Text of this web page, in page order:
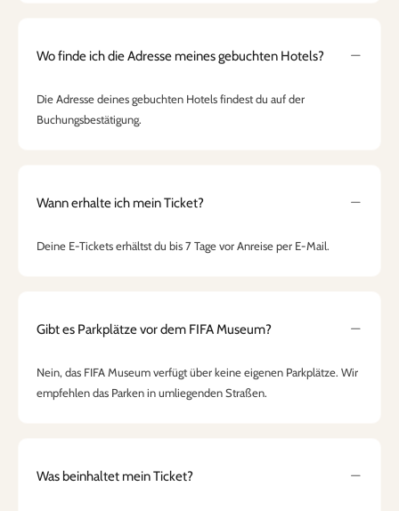
Wo finde ich die Adresse meines gebuchten Hotels?
Die Adresse deines gebuchten Hotels findest du auf der
Buchungsbestätigung.
Wann erhalte ich mein Ticket?
Deine E-Tickets erhältst du bis 7 Tage vor Anreise per E-Mail.
Gibt es Parkplätze vor dem FIFA Museum?
Nein, das FIFA Museum verfügt über keine eigenen Parkplätze. Wir
empfehlen das Parken in umliegenden Straßen.
Was beinhaltet mein Ticket?